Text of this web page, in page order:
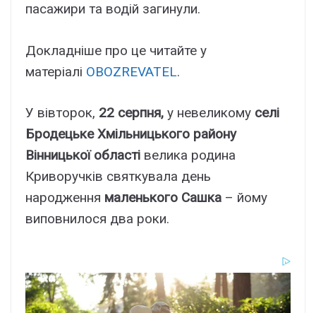
пасажири та водій загинули.
Докладніше про це читайте у
матеріалі OBOZREVATEL.
У вівторок, 22 серпня, у невеликому селі
Бродецьке Хмільницького району
Вінницької області велика родина
Криворучків святкувала день
народження маленького Сашка – йому
виповнилося два роки.